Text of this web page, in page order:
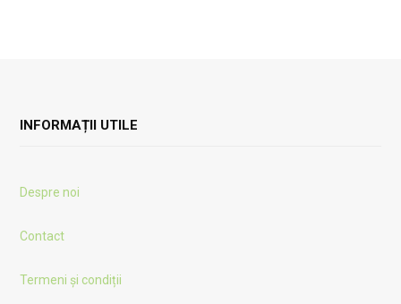
INFORMAȚII UTILE
Despre noi
Contact
Termeni și condiții